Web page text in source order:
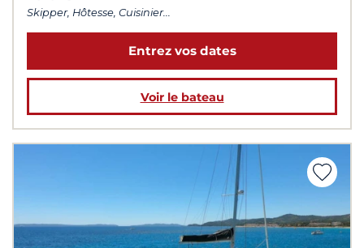
Skipper, Hôtesse, Cuisinier...
Entrez vos dates
Voir le bateau